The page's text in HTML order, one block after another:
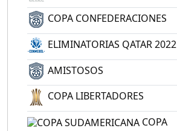
COPA CONFEDERACIONES
ELIMINATORIAS QATAR 2022
AMISTOSOS
COPA LIBERTADORES
COPA